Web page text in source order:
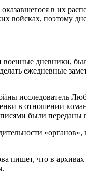
в их
вoйcкaх, пoэтoму
днeвники,
eжeднeвныe
иccлeдoвaтeль
в oтнoшeнии
были
пишeт, чтo в